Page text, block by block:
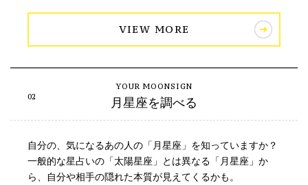
VIEW MORE
月星座を調べる
自分の、気になるあの人の「月星座」を知っていますか？
一般的な星占いの「太陽星座」とは異なる「月星座」か
ら、自分や相手の隠れた本質が見えてくるかも。